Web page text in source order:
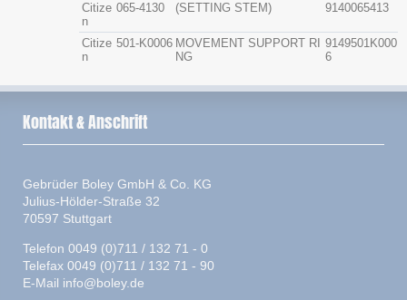
Citize
n
065-4130 (SETTING STEM) 9140065413
Citize
n
501-K0006 MOVEMENT SUPPORT RI
NG
9149501K000
6
Kontakt & Anschrift
Gebrüder Boley GmbH & Co. KG
Julius-Hölder-Straße 32
70597 Stuttgart
Telefon 0049 (0)711 / 132 71 - 0
Telefax 0049 (0)711 / 132 71 - 90
E-Mail info@boley.de